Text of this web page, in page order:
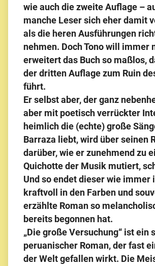
wie auch die zweite Auflage –
manche Leser sich eher damit
als die heren Ausführungen
nehmen. Doch Tono will immer
erweitert das Buch so maßlos,
der dritten Auflage zum Ruin
führt.
Er selbst aber, der ganz
aber mit poetisch verrückter
heimlich die (echte) große
Barraza liebt, wird über seinen
darüber, wie er zunehmend zu
Quichotte der Musik mutiert,
Und so endet dieser wie immer
kraftvoll in den Farben und
erzählte Roman so
bereits begonnen hat.
„Die große Versuchung“ ist ein
peruanischer Roman, der fast
der Welt gefallen wirkt. Die